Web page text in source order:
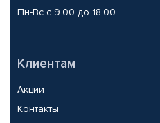
Пн-Вс с 9.00 до 18.00
Клиентам
Акции
Контакты